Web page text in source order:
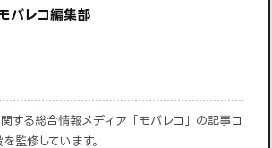
バレコ編集部
する総合情報メディア「モバレコ」の記事コ
監修しています。